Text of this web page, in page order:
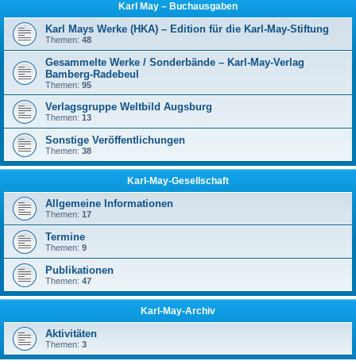
Karl May – Buchausgaben
Karl Mays Werke (HKA) – Edition für die Karl-May-Stiftung
Themen: 48
Gesammelte Werke / Sonderbände – Karl-May-Verlag
Bamberg-Radebeul
Themen: 95
Verlagsgruppe Weltbild Augsburg
Themen: 13
Sonstige Veröffentlichungen
Themen: 38
Karl-May-Gesellschaft
Allgemeine Informationen
Themen: 17
Termine
Themen: 9
Publikationen
Themen: 47
Karl-May-Archiv
Aktivitäten
Themen: 3